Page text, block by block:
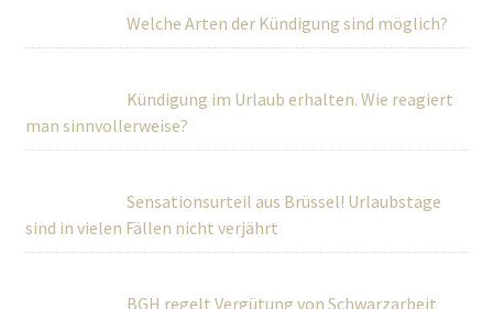
Welche Arten der Kündigung sind möglich?
Kündigung im Urlaub erhalten. Wie reagiert
man sinnvollerweise?
Sensationsurteil aus Brüssel! Urlaubstage
sind in vielen Fällen nicht verjährt
BGH regelt Vergütung von Schwarzarbeit